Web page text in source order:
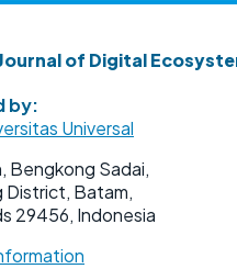
of Digital
by:
Universal
Bengkong Sadai,
District, Batam,
29456, Indonesia